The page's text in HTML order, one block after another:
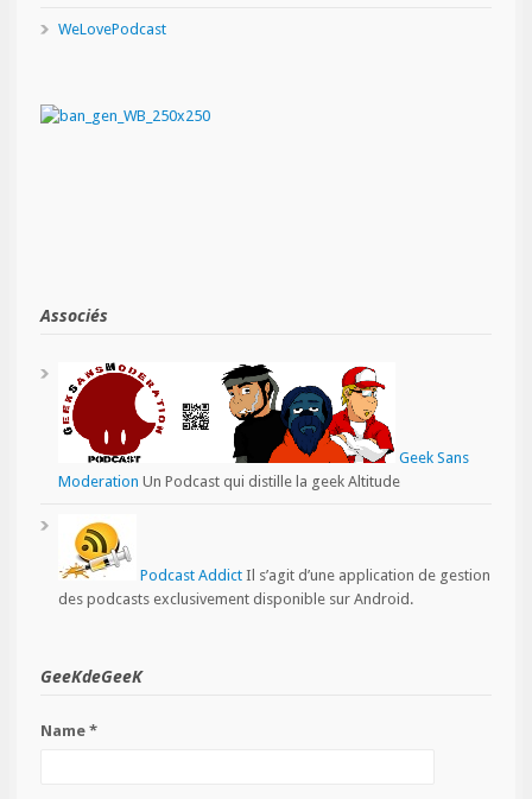
WeLovePodcast
Associés
Geek Sans
Moderation Un Podcast qui distille la geek Altitude
Podcast Addict Il s’agit d’une application de gestion
des podcasts exclusivement disponible sur Android.
GeeKdeGeeK
Name *